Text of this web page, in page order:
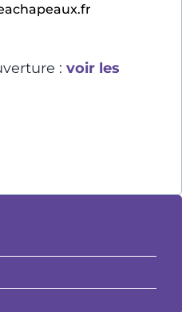
: voir les